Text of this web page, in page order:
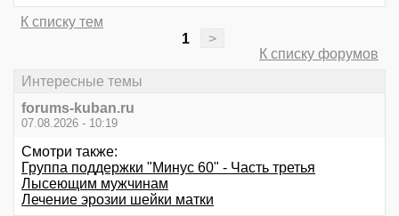
К списку тем
1
>
К списку форумов
Интересные темы
forums-kuban.ru
07.08.2026 - 10:19
Смотри также:
Группа поддержки "Минус 60" - Часть третья
Лысеющим мужчинам
Лечение эрозии шейки матки